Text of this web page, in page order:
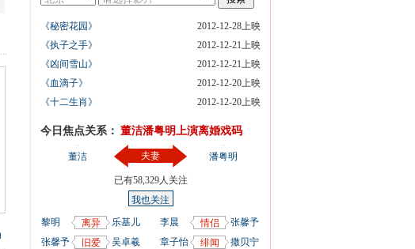
《秘密花园》
2012-12-28上映
《执子之手》
2012-12-21上映
《凶间雪山》
2012-12-21上映
《血滴子》
2012-12-20上映
《十二生肖》
2012-12-20上映
今日焦点关系： 董洁潘粤明上演离婚戏码
董洁 夫妻
已有58,329人关注
我也关注
潘粤明
黎明 离异
乐基儿
张馨予
旧爱 吴卓羲
李晨 情侣
张馨予
章子怡
绯闻 撒贝宁